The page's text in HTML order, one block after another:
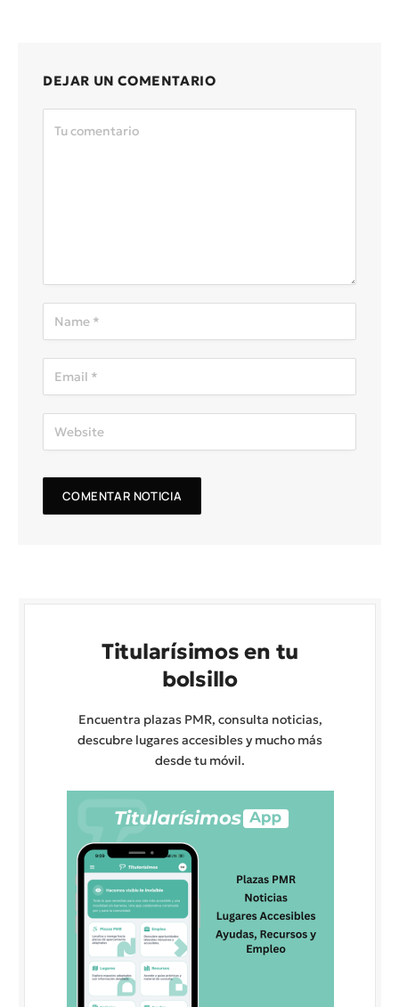
DEJAR UN COMENTARIO
Titularísimos en tu
bolsillo
Encuentra plazas PMR, consulta noticias,
descubre lugares accesibles y mucho más
desde tu móvil.